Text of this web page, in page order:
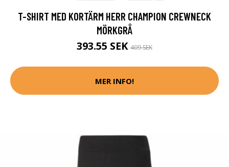
T-SHIRT MED KORTÄRM HERR CHAMPION CREWNECK
MÖRKGRÅ
393.55 SEK 409 SEK
MER INFO!